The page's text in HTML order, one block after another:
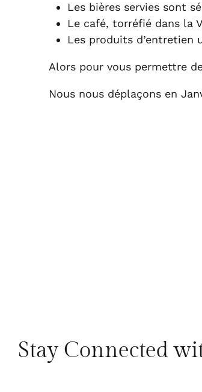
Les bières servies sont
Le café, torréfié dans la
Les produits d’entretien
Alors pour vous permettre
Nous nous déplaçons en
Stay Connected